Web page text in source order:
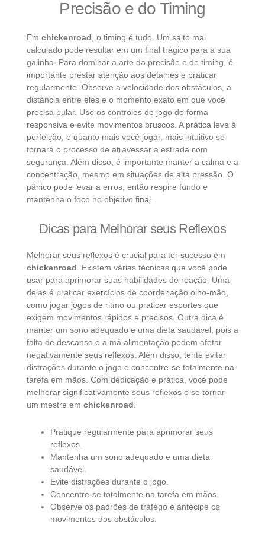
Precisão e do Timing
Em chickenroad , o timing é tudo. Um salto mal
calculado pode resultar em um final trágico para a sua
galinha. Para dominar a arte da precisão e do timing, é
importante prestar atenção aos detalhes e praticar
regularmente. Observe a velocidade dos obstáculos, a
distância entre eles e o momento exato em que você
precisa pular. Use os controles do jogo de forma
responsiva e evite movimentos bruscos. A prática leva à
perfeição, e quanto mais você jogar, mais intuitivo se
tornará o processo de atravessar a estrada com
segurança. Além disso, é importante manter a calma e a
concentração, mesmo em situações de alta pressão. O
pânico pode levar a erros, então respire fundo e
mantenha o foco no objetivo final.
Dicas para Melhorar seus Reflexos
Melhorar seus reflexos é crucial para ter sucesso em
chickenroad . Existem várias técnicas que você pode
usar para aprimorar suas habilidades de reação. Uma
delas é praticar exercícios de coordenação olho-mão,
como jogar jogos de ritmo ou praticar esportes que
exigem movimentos rápidos e precisos. Outra dica é
manter um sono adequado e uma dieta saudável, pois a
falta de descanso e a má alimentação podem afetar
negativamente seus reflexos. Além disso, tente evitar
distrações durante o jogo e concentre-se totalmente na
tarefa em mãos. Com dedicação e prática, você pode
melhorar significativamente seus reflexos e se tornar
um mestre em chickenroad
Pratique regularmente para aprimorar seus
reflexos.
Mantenha um sono adequado e uma dieta
saudável.
Evite distrações durante o jogo.
Concentre-se totalmente na tarefa em mãos.
Observe os padrões de tráfego e antecipe os
movimentos dos obstáculos.